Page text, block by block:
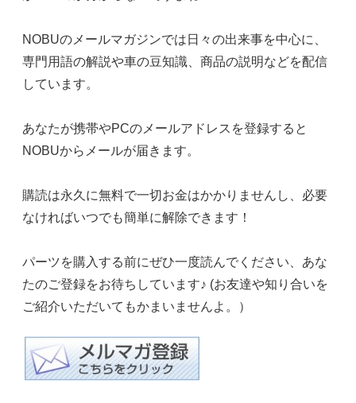
NOBUのメールマガジンでは日々の出来事を中心に、
専門用語の解説や車の豆知識、商品の説明などを配信
しています。
あなたが携帯やPCのメールアドレスを登録すると
NOBUからメールが届きます。
購読は永久に無料で一切お金はかかりませんし、必要
なければいつでも簡単に解除できます！
パーツを購入する前にぜひ一度読んでください、あな
たのご登録をお待ちしています♪ (お友達や知り合いを
ご紹介いただいてもかまいませんよ。）